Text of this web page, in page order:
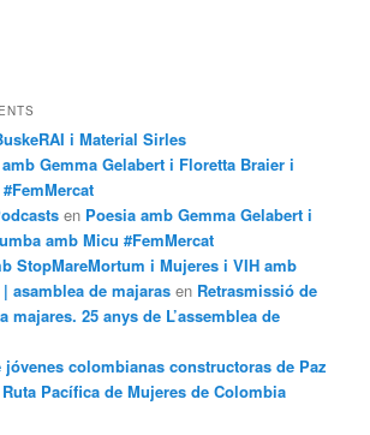
i Material Sirles
Gemma Gelabert i Floretta Braier i
en Poesia amb Gemma Gelabert i
amb Micu #FemMercat
StopMareMortum i Mujeres i VIH amb
asamblea de majaras en Retrasmissió de
majares. 25 anys de L’assemblea de
jóvenes colombianas constructoras de Paz
Ruta Pacífica de Mujeres de Colombia